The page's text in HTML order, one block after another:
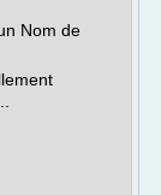
Nom de